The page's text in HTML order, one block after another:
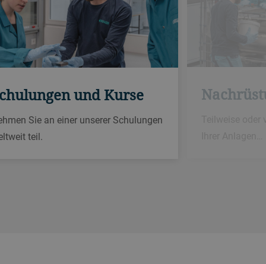
und Kurse
Sie an einer unserer Schulungen
teil.